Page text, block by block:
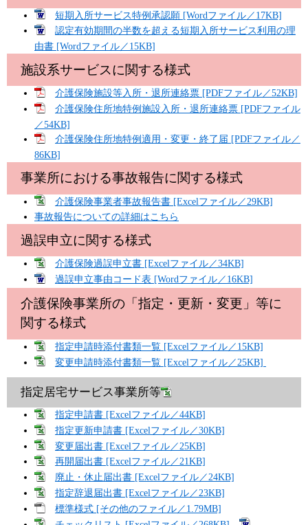
短期入所サービス特例承認願 [Wordファイル／17KB]
認定有効期間の半数を超える短期入所サービス利用の理
由書 [Wordファイル／15KB]
施設系サービスに関する様式
介護保険施設等入所・退所連絡票 [PDFファイル／52KB]
介護保険住所地特例施設入所・退所連絡票 [PDFファイル
／54KB]
介護保険住所地特例適用・変更・終了届 [PDFファイル／
86KB]
事業所における事故報告に関する様式
介護保険事業者事故報告書 [Excelファイル／29KB]
事故報告についての詳細はこちら
過誤申立に関する様式
介護保険過誤申立書 [Excelファイル／34KB]
過誤申立事由コード表 [Wordファイル／16KB]​
介護保険事業所の「指定・更新・変更」等に
関する様式
指定申請時添付書類一覧 [Excelファイル／15KB]
変更申請時添付書類一覧 [Excelファイル／25KB]
指定居宅サービス事業所等
指定申請書 [Excelファイル／44KB]
指定更新申請書 [Excelファイル／30KB]
変更届出書 [Excelファイル／25KB]
再開届出書 [Excelファイル／21KB]
廃止・休止届出書 [Excelファイル／24KB]
指定辞退届出書 [Excelファイル／23KB]
標準様式 [その他のファイル／1.79MB]